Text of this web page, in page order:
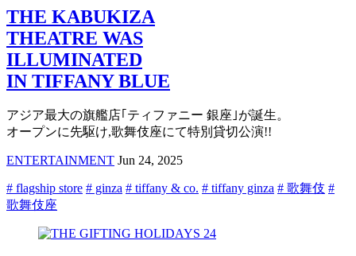
THE KABUKIZA
THEATRE WAS
ILLUMINATED
IN TIFFANY BLUE
アジア最大の旗艦店｢ティファニー 銀座｣が誕生。
オープンに先駆け,歌舞伎座にて特別貸切公演!!
ENTERTAINMENT Jun 24, 2025
# flagship store # ginza # tiffany & co. # tiffany ginza # 歌舞伎 #
歌舞伎座